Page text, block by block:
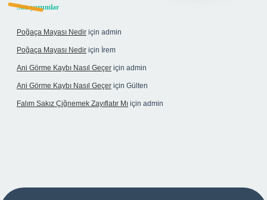
Son yorumlar
Poğaça Mayası Nedir için admin
Poğaça Mayası Nedir için İrem
Ani Görme Kaybı Nasıl Geçer için admin
Ani Görme Kaybı Nasıl Geçer için Gülten
Falım Sakız Çiğnemek Zayıflatır Mı için admin